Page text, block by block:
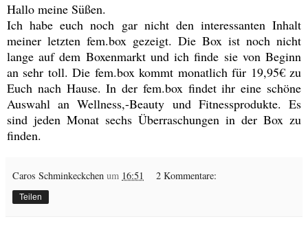
Hallo meine Süßen.
Ich habe euch noch gar nicht den interessanten Inhalt
meiner letzten fem.box gezeigt. Die Box ist noch nicht
lange auf dem Boxenmarkt und ich finde sie von Beginn
an sehr toll. Die fem.box kommt monatlich für 19,95€ zu
Euch nach Hause. In der fem.box findet ihr eine schöne
Auswahl an Wellness,-Beauty und Fitnessprodukte. Es
sind jeden Monat sechs Überraschungen in der Box zu
finden.
Caros Schminkeckchen um 16:51 2 Kommentare:
Teilen